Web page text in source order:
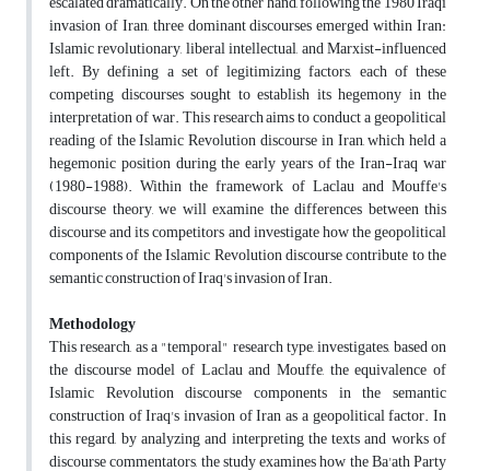
invasion of Iran, three dominant discourses emerged within Iran:
Islamic revolutionary, liberal intellectual, and Marxist-influenced
left. By defining a set of legitimizing factors, each of these
competing discourses sought to establish its hegemony in the
interpretation of war. This research aims to conduct a geopolitical
reading of the Islamic Revolution discourse in Iran, which held a
hegemonic position during the early years of the Iran-Iraq war
(1980-1988). Within the framework of Laclau and Mouffe's
discourse theory, we will examine the differences between this
discourse and its competitors and investigate how the geopolitical
components of the Islamic Revolution discourse contribute to the
semantic construction of Iraq's invasion of Iran.
Methodology
This research, as a "temporal" research type, investigates, based on
the discourse model of Laclau and Mouffe, the equivalence of
Islamic Revolution discourse components in the semantic
construction of Iraq's invasion of Iran as a geopolitical factor. In
this regard, by analyzing and interpreting the texts and works of
discourse commentators, the study examines how the Ba'ath Party